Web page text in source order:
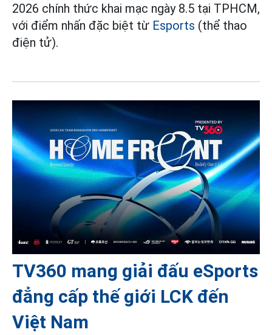
2026 chính thức khai mạc ngày 8.5 tại TPHCM,
với điểm nhấn đặc biệt từ Esports (thể thao
điện tử).
TV360 mang giải đấu eSports
đẳng cấp thế giới LCK đến
Việt Nam